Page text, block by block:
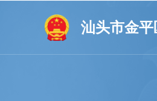
汕头市金